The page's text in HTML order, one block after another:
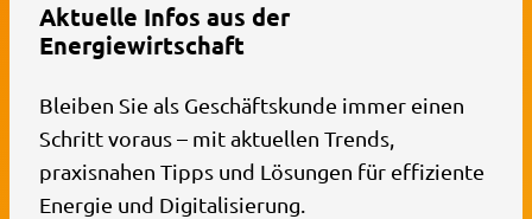
Aktuelle Infos aus der
Energiewirtschaft
Bleiben Sie als Geschäftskunde immer einen
Schritt voraus – mit aktuellen Trends,
praxisnahen Tipps und Lösungen für effiziente
Energie und Digitalisierung.